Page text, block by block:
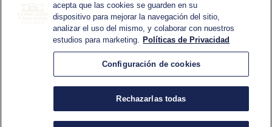
POLÍTICA DE PRIVACIDAD
TÉRMINOS Y CONDICIONES
CONTACTO
REGLAS DE USO
© 2025 Cervecería y Maltería Quilmes | Todos los derechos reservados
Beber con moderación. Prohibida su venta a menores de 18 años. No
compartir este contenido con menores.
POLÍTICA DE PRIVACIDAD
CONTACTO
acepta que las cookies se guarden en su
dispositivo para mejorar la navegación del sitio,
analizar el uso del mismo, y colaborar con nuestros
estudios para marketing. Políticas de Privacidad
Configuración de cookies
Rechazarlas todas